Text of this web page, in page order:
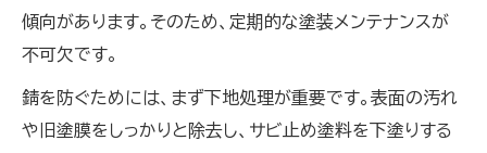
傾向があります。そのため、定期的な塗装メンテナンスが
不可欠です。
錆を防ぐためには、まず下地処理が重要です。表面の汚れ
や旧塗膜をしっかりと除去し、サビ止め塗料を下塗りする